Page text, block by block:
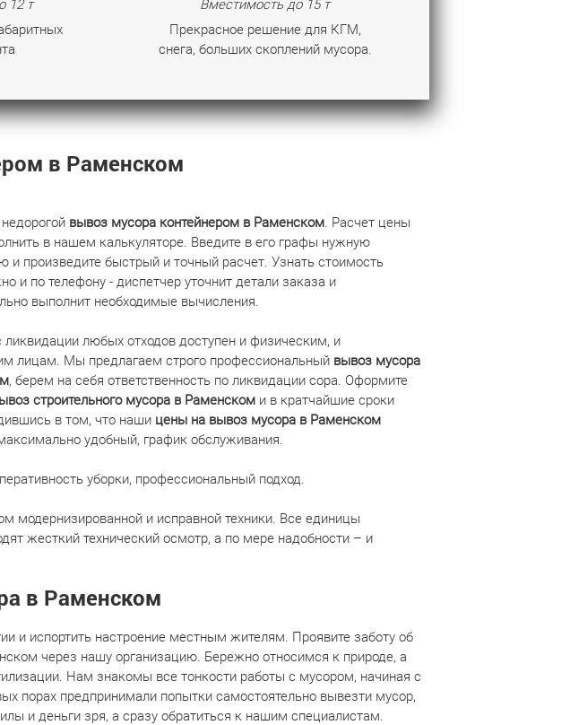
12 т
Вместимость до 15 т
Прекрасное решение для КГМ,
снега, больших скоплений мусора.
в Раменском
вывоз мусора контейнером в Раменском. Расчет цены
в нашем калькуляторе. Введите в его графы нужную
и произведите быстрый и точный расчет. Узнать стоимость
и по телефону - диспетчер уточнит детали заказа и
выполнит необходимые вычисления.
любых отходов доступен и физическим, и
лицам. Мы предлагаем строго профессиональный вывоз мусора
, берем на себя ответственность по ликвидации сора. Оформите
строительного мусора в Раменском и в кратчайшие сроки
в том, что наши цены на вывоз мусора в Раменском
удобный, график обслуживания.
уборки, профессиональный подход.
модернизированной и исправной техники. Все единицы
жесткий технический осмотр, а по мере надобности – и
в Раменском
и испортить настроение местным жителям. Проявите заботу об
через нашу организацию. Бережно относимся к природе, а
Нам знакомы все тонкости работы с мусором, начиная с
порах предпринимали попытки самостоятельно вывезти мусор,
и деньги зря, а сразу обратиться к нашим специалистам.